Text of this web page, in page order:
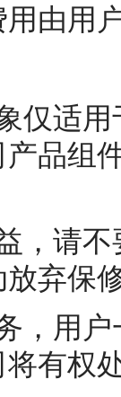
由用
仅适
品组
，请
弃保
，用
有权